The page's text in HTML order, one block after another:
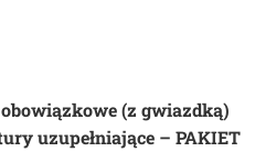
(z gwiazdką)
uzupełniające – PAKIET